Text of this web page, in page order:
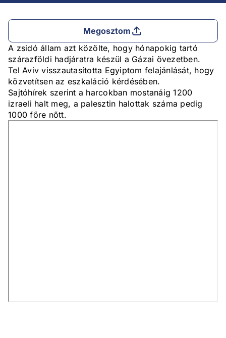
Megosztom
A zsidó állam azt közölte, hogy hónapokig tartó
szárazföldi hadjáratra készül a Gázai övezetben.
Tel Aviv visszautasította Egyiptom felajánlását, hogy
közvetítsen az eszkaláció kérdésében.
Sajtóhírek szerint a harcokban mostanáig 1200
izraeli halt meg, a palesztin halottak száma pedig
1000 főre nőtt.